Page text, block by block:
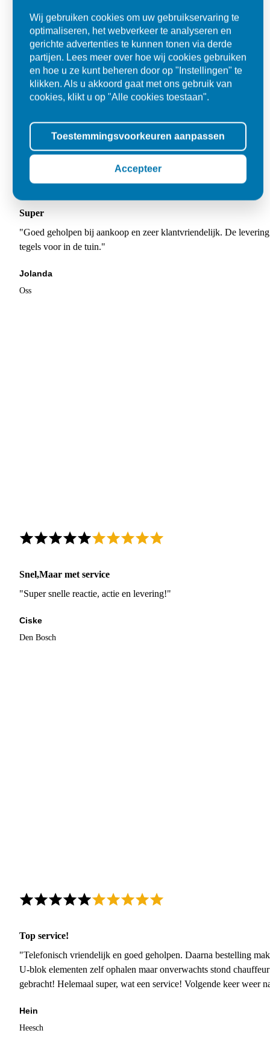
Super
"Goed geholpen bij aankoop en zeer klantvriendelijk. De
tegels voor in de tuin."
Jolanda
Oss
Snel,Maar met service
"Super snelle reactie, actie en levering!"
Ciske
Den Bosch
Top service!
"Telefonisch vriendelijk en goed geholpen. Daarna bestelling
U-blok elementen zelf ophalen maar onverwachts stond
gebracht! Helemaal super, wat een service! Volgende keer weer
Hein
Heesch
Wij gebruiken cookies om uw gebruikservaring te
optimaliseren, het webverkeer te analyseren en
gerichte advertenties te kunnen tonen via derde
partijen. Lees meer over hoe wij cookies gebruiken
en hoe u ze kunt beheren door op "Instellingen" te
klikken. Als u akkoord gaat met ons gebruik van
cookies, klikt u op "Alle cookies toestaan".
Toestemmingsvoorkeuren aanpassen
Accepteer